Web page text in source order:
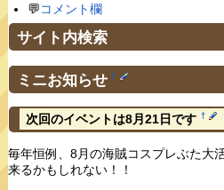
💬コメント欄
サイト内検索
ミニお知らせ †
次回のイベントは8月21日です †
毎年恒例、8月の海賊コスプレぶた大
来るかもしれない！！